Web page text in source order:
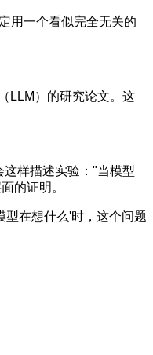
用一个看似完全无关的
LLM）的研究论文。这
这样描述实验："当模型
的证明。
在想什么'时，这个问题